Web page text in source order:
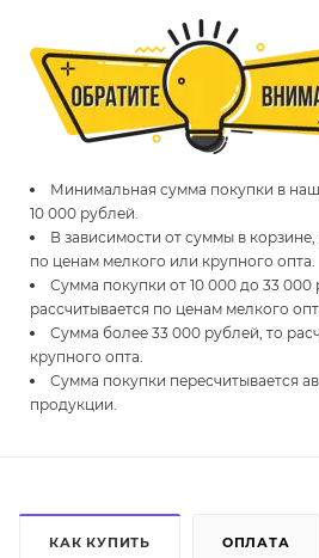
Минимальная сумма покупки в
10 000 рублей.
В зависимости от суммы в корзине,
по ценам мелкого или крупного опта.
Сумма покупки от 10 000 до 33 000
рассчитывается по ценам мелкого
Сумма более 33 000 рублей, то
крупного опта.
Сумма покупки пересчитывается
продукции.
КАК КУПИТЬ ОПЛАТА